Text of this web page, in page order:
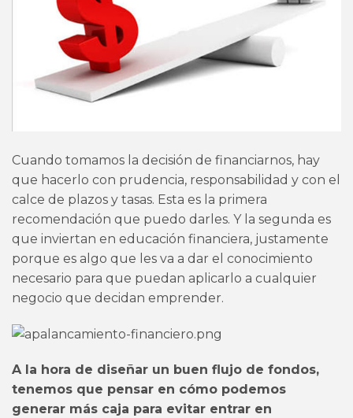
Cuando tomamos la decisión de financiarnos, hay
que hacerlo con prudencia, responsabilidad y con el
calce de plazos y tasas. Esta es la primera
recomendación que puedo darles. Y la segunda es
que inviertan en educación financiera, justamente
porque es algo que les va a dar el conocimiento
necesario para que puedan aplicarlo a cualquier
negocio que decidan emprender.
A la hora de diseñar un buen flujo de fondos,
tenemos que pensar en cómo podemos
generar más caja para evitar entrar en